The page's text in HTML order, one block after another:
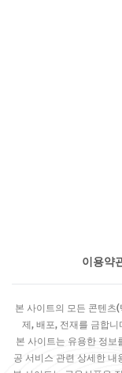
이용약
본 사이트의 모든 콘텐츠
제, 배포, 전재를 금합
본 사이트는 유용한 정보
공 서비스 관련 상세한